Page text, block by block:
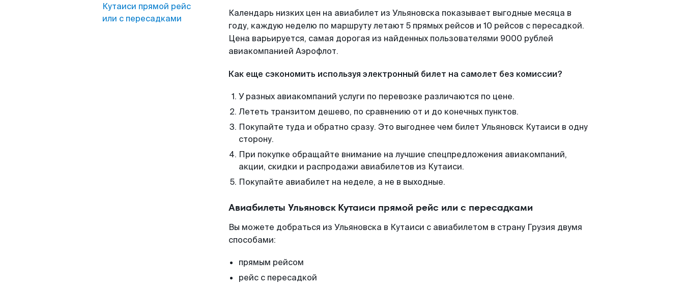
Кутаиси прямой рейс
или с пересадками
Календарь низких цен на авиабилет из Ульяновска показывает выгодные месяца в
году, каждую неделю по маршруту летают 5 прямых рейсов и 10 рейсов с пересадкой.
Цена варьируется, самая дорогая из найденных пользователями 9000 рублей
авиакомпанией Аэрофлот.
Как еще сэкономить используя электронный билет на самолет без комиссии?
У разных авиакомпаний услуги по перевозке различаются по цене.
Лететь транзитом дешево, по сравнению от и до конечных пунктов.
Покупайте туда и обратно сразу. Это выгоднее чем билет Ульяновск Кутаиси в одну
сторону.
При покупке обращайте внимание на лучшие спецпредложения авиакомпаний,
акции, скидки и распродажи авиабилетов из Кутаиси.
Покупайте авиабилет на неделе, а не в выходные.
Авиабилеты Ульяновск Кутаиси прямой рейс или с пересадками
Вы можете добраться из Ульяновска в Кутаиси с авиабилетом в страну Грузия двумя
способами:
прямым рейсом
рейс с пересадкой